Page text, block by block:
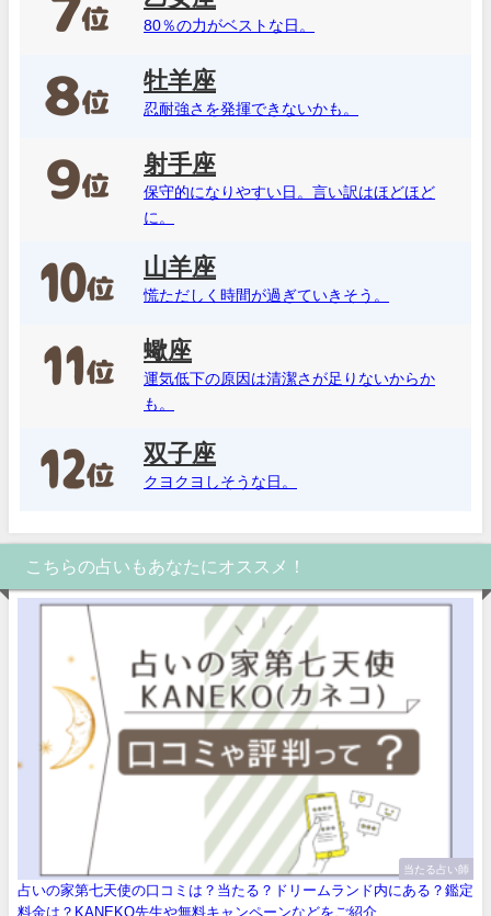
80％の力がベストな日。
牡羊座
忍耐強さを発揮できないかも。
射手座
保守的になりやすい日。言い訳はほどほど
に。
山羊座
慌ただしく時間が過ぎていきそう。
蠍座
運気低下の原因は清潔さが足りないからか
も。
双子座
クヨクヨしそうな日。
こちらの占いもあなたにオススメ！
当たる占い師
占いの家第七天使の口コミは？当たる？ドリームランド内にある？鑑定
料金は？KANEKO先生や無料キャンペーンなどをご紹介